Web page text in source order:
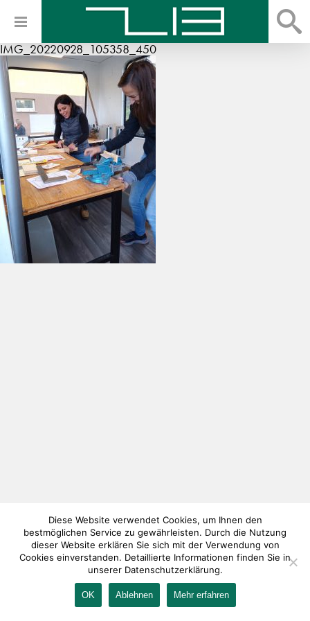
IMG_20220928_105358_450
IMPRESSUM KONTAKT AGB DATENSCHUTZ
Diese Website verwendet Cookies, um Ihnen den
bestmöglichen Service zu gewährleisten. Durch die Nutzung
dieser Website erklären Sie sich mit der Verwendung von
Cookies einverstanden. Detaillierte Informationen finden Sie in
unserer Datenschutzerklärung.
OK Ablehnen Mehr erfahren